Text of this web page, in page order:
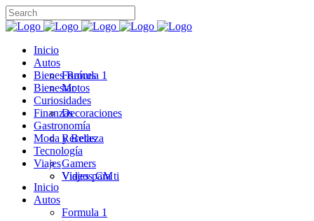
Inicio
Autos
Formula 1
Motos
Bienes Raíces
Bienestar
Curiosidades
Decoraciones
Finanzas
Gastronomía
Recetas
Moda y Belleza
Tecnología
Gamers
Videos CM
Viajes
Viajes para ti
Inicio
Autos
Formula 1